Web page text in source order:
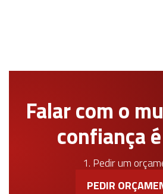
Falar com o
confiança
1. Pedir um
PEDIR